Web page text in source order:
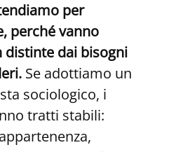
per
perché vanno
distinte dai bisogni
Se adottiamo un
sociologico, i
tratti stabili: